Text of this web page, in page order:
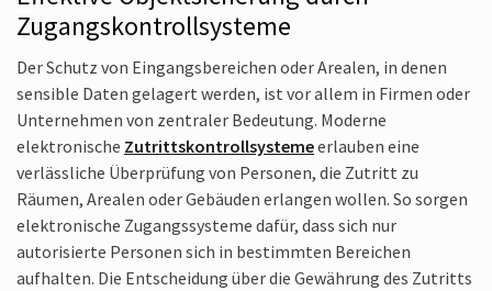
Zugangs­kontroll­systeme
Der Schutz von Eingangs­bereichen oder Arealen, in denen
sensible Daten gelagert werden, ist vor allem in Firmen oder
Unternehmen von zentraler Bedeutung. Moderne
elektronische Zutritts­kontrollsystemeerlauben eine
verlässliche Überprüfung von Personen, die Zutritt zu
Räumen, Arealen oder Gebäuden erlangen wollen. So sorgen
elektronische Zugangs­systeme dafür, dass sich nur
autorisierte Personen sich in bestimmten Bereichen
aufhalten. Die Entscheidung über die Gewährung des Zutritts